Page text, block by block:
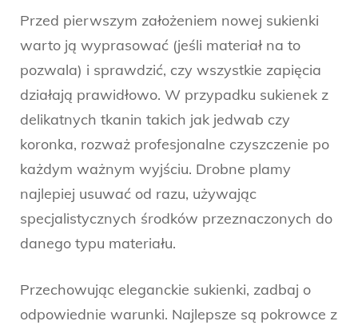
Przed pierwszym założeniem nowej sukienki
warto ją wyprasować (jeśli materiał na to
pozwala) i sprawdzić, czy wszystkie zapięcia
działają prawidłowo. W przypadku sukienek z
delikatnych tkanin takich jak jedwab czy
koronka, rozważ profesjonalne czyszczenie po
każdym ważnym wyjściu. Drobne plamy
najlepiej usuwać od razu, używając
specjalistycznych środków przeznaczonych do
danego typu materiału.
Przechowując eleganckie sukienki, zadbaj o
odpowiednie warunki. Najlepsze są pokrowce z